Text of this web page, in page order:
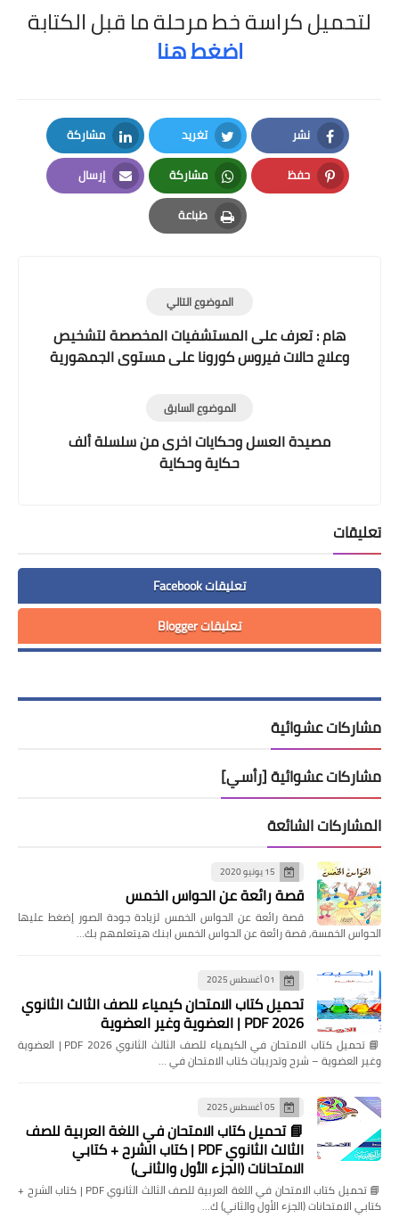
لتحميل كراسة خط مرحلة ما قبل الكتابة
اضغط هنا
نشر
Facebook
تغريد
Twitter
مشاركة
LinkedIn
حفظ
Pinterest
مشاركة
Whatsapp
إرسال
Email
طباعة
Print
الموضوع التالي
هام : تعرف على المستشفيات المخصصة لتشخيص
وعلاج حالات فيروس كورونا على مستوى الجمهورية
الموضوع السابق
مصيدة العسل وحكايات اخرى من سلسلة ألف
حكاية وحكاية
تعليقات
تعليقات Facebook
تعليقات Blogger
مشاركات عشوائية
مشاركات عشوائية [رأسي]
المشاركات الشائعة
15 يونيو 2020
قصة رائعة عن الحواس الخمس
قصة رائعة عن الحواس الخمس لزيادة جودة الصور إضغط عليها
الحواس الخمسة, قصة رائعة عن الحواس الخمس ابنك هيتعلمهم بك…
01 أغسطس 2025
تحميل كتاب الامتحان كيمياء للصف الثالث الثانوي
2026 PDF | العضوية وغير العضوية
📘 تحميل كتاب الامتحان في الكيمياء للصف الثالث الثانوي 2026 PDF | العضوية
وغير العضوية – شرح وتدريبات كتاب الامتحان في …
05 أغسطس 2025
📘 تحميل كتاب الامتحان في اللغة العربية للصف
الثالث الثانوي PDF | كتاب الشرح + كتابي
الامتحانات (الجزء الأول والثاني)
📘 تحميل كتاب الامتحان في اللغة العربية للصف الثالث الثانوي PDF | كتاب الشرح +
كتابي الامتحانات (الجزء الأول والثاني) ك…